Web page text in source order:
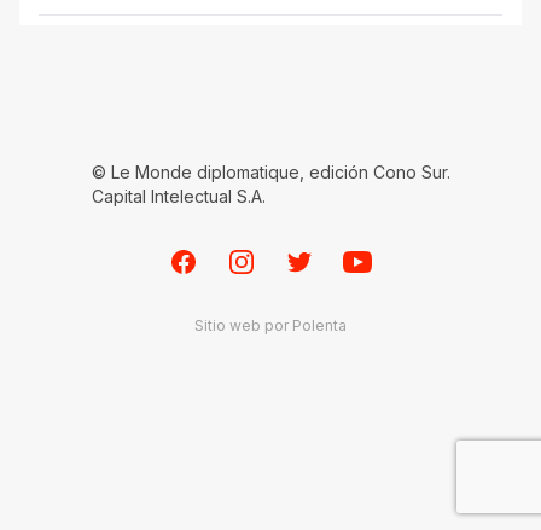
© Le Monde diplomatique, edición Cono Sur.
Capital Intelectual S.A.
FacebookInstagramTwitterYoutube
Sitio web por Polenta